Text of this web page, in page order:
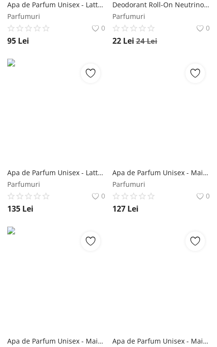
Apa de Parfum Unisex - Lattafa Perfumes EDP Sheikh Al Shuyukh (Concentrated), 100 ml Lattafa
Parfumuri
0
95 Lei
Deodorant Roll-On Neutrino Bisabolol si Argint Vivanatura, 50 ml Vivanatura
Parfumuri
0
22 Lei 24Lei
Apa de Parfum Unisex - Lattafa Perfumes EDP Al Noble Safeer, 100 ml Lattafa
Parfumuri
0
135 Lei
Apa de Parfum Unisex - Maison Alhambra EDP Rose Petals, 80 ml Maison Alhambra
Parfumuri
0
127 Lei
Apa de Parfum Unisex - Maison Alhambra EDP Gusta, 100 ml Maison Alhambra
Apa de Parfum Unisex - Maison Alhambra EDP Philos Opus Noir, 100 ml Maison Alhambra